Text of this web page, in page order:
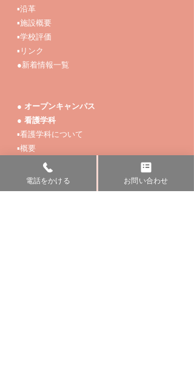
▪沿革
▪施設概要
▪学校評価
▪リンク
●新着情報一覧
● オープンキャンパス
● 看護学科
▪看護学科について
▪概要
▪課程・修業年限・入学定員
および総定員数
▪卒業後取得できる資格
電話をかける お問い合わせ